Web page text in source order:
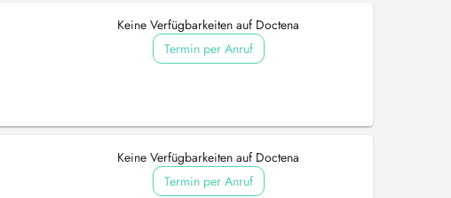
Keine Verfügbarkeiten auf Doctena
Termin per Anruf
Keine Verfügbarkeiten auf Doctena
Termin per Anruf